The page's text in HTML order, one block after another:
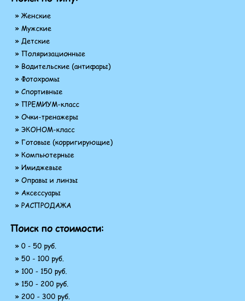
» Женские
» Мужские
» Детские
» Поляризационные
» Водительские (антифары)
» Фотохромы
» Спортивные
» ПРЕМИУМ-класс
» Очки-тренажеры
» ЭКОНОМ-класс
» Готовые (корригирующие)
» Компьютерные
» Имиджевые
» Оправы и линзы
» Аксессуары
» РАСПРОДАЖА
Поиск по стоимости:
» 0 - 50 руб.
» 50 - 100 руб.
» 100 - 150 руб.
» 150 - 200 руб.
» 200 - 300 руб.